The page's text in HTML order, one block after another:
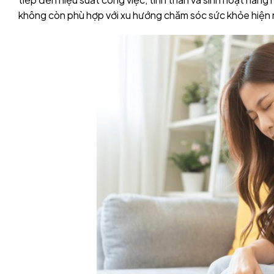
không còn phù hợp với xu hướng chăm sóc sức khỏe hiện